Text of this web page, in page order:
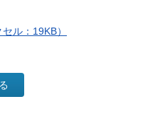
ル：19KB）